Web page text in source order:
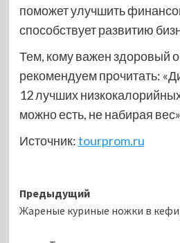
поможет улучшить
способствует развитию
Тем, кому важен здоровый
рекомендуем прочитать:
12 лучших
можно есть, не набирая
Источник:tourprom.ru
Навигация
записи
Предыдущий
Жареные куриные ножки в